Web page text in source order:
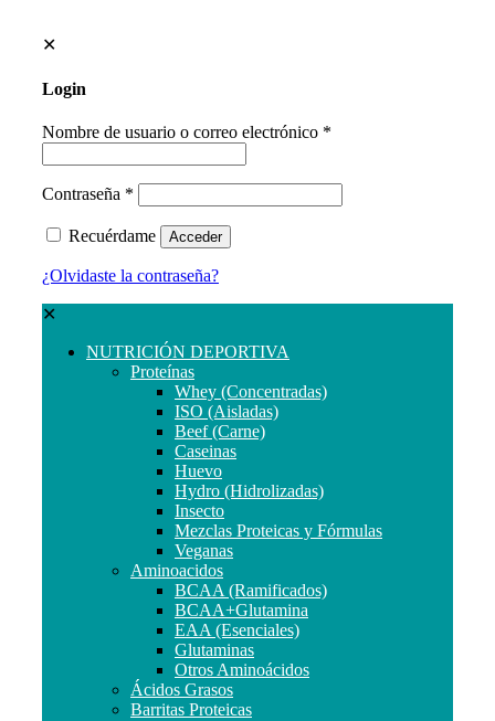
✕
Login
Nombre de usuario o correo electrónico *
Contraseña *
Recuérdame Acceder
¿Olvidaste la contraseña?
✕
NUTRICIÓN DEPORTIVA
Proteínas
Whey (Concentradas)
ISO (Aisladas)
Beef (Carne)
Caseinas
Huevo
Hydro (Hidrolizadas)
Insecto
Mezclas Proteicas y Fórmulas
Veganas
Aminoacidos
BCAA (Ramificados)
BCAA+Glutamina
EAA (Esenciales)
Glutaminas
Otros Aminoácidos
Ácidos Grasos
Barritas Proteicas